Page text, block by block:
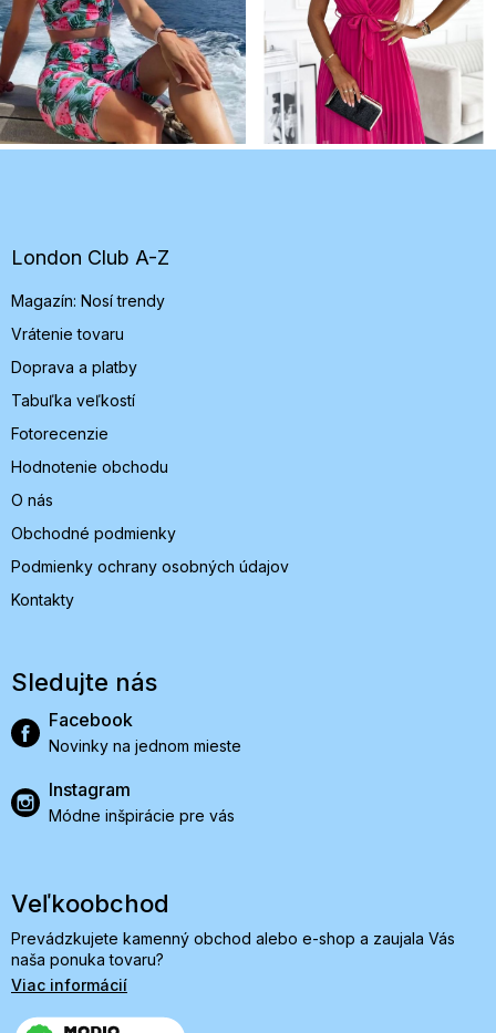
e
London Club A-Z
Magazín: Nosí trendy
Vrátenie tovaru
Doprava a platby
Tabuľka veľkostí
Fotorecenzie
Hodnotenie obchodu
O nás
Obchodné podmienky
Podmienky ochrany osobných údajov
Kontakty
Sledujte nás
Facebook
Novinky na jednom mieste
Instagram
Módne inšpirácie pre vás
Veľkoobchod
Prevádzkujete kamenný obchod alebo e-shop a zaujala Vás
naša ponuka tovaru?
Viac informácií